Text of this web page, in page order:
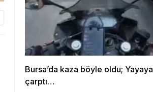
Bursa’da kaza böyle oldu; Yayaya
çarptı…